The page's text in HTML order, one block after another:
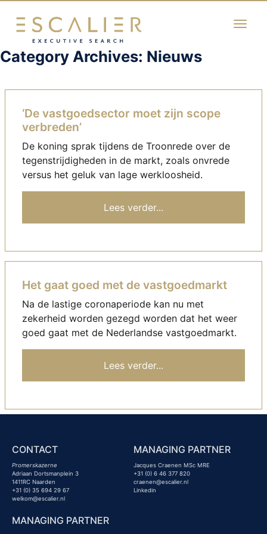
Skip to main content
Category Archives: Nieuws
‘De vastgoedsector moet zijn scope
verbreden’
De koning sprak tijdens de Troonrede over de
tegenstrijdigheden in de markt, zoals onvrede
versus het geluk van lage werkloosheid.
Lees verder...
Het gaat goed met de vastgoedmarkt
Na de lastige coronaperiode kan nu met
zekerheid worden gezegd worden dat het weer
goed gaat met de Nederlandse vastgoedmarkt.
Lees verder...
CONTACT
Promerskazerne
Adriaan Dortsmanplein 3
1411RC Naarden
+31 (0) 35 694 29 67
welkom@escalier.nl
MANAGING PARTNER
Jacques Craenen MSc MRE
+31 (0) 6 46 377 820
craenen@escalier.nl
Linkedin
MANAGING PARTNER